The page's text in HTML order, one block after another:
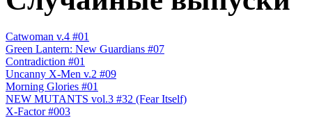
Catwoman v.4 #01
Green Lantern: New Guardians #07
Contradiction #01
Uncanny X-Men v.2 #09
Morning Glories #01
NEW MUTANTS vol.3 #32 (Fear Itself)
X-Factor #003